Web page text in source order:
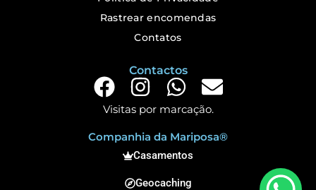
Rastrear encomendas
Contatos
Contactos
Visitas por marcação.
Companhia da Mariposa®
Casamentos
Geocaching